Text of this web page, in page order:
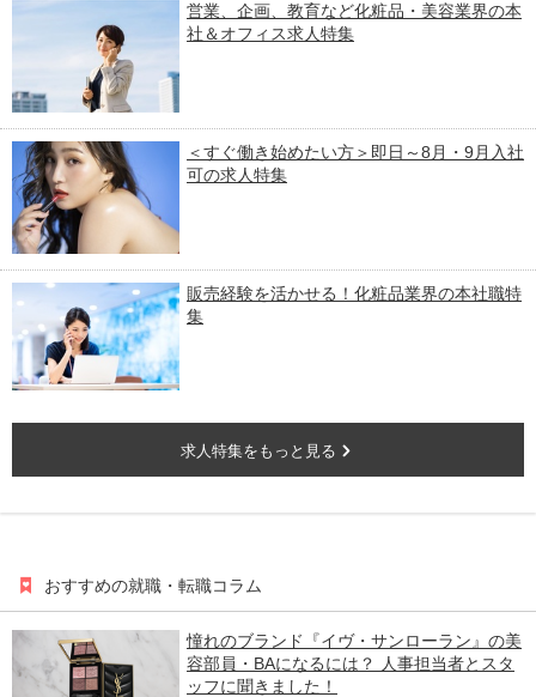
営業、企画、教育など化粧品・美容業界の本
社＆オフィス求人特集
＜すぐ働き始めたい方＞即日～8月・9月入社
可の求人特集
販売経験を活かせる！化粧品業界の本社職特
集
求人特集をもっと見る
おすすめの就職・転職コラム
憧れのブランド『イヴ・サンローラン』の美
容部員・BAになるには？ 人事担当者とスタ
ッフに聞きました！